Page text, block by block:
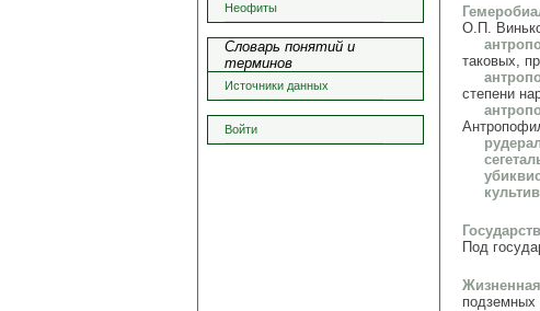
Неофиты
Словарь понятий и
терминов
Источники данных
Войти
О.П.
таковых,
степени
Под
подземных